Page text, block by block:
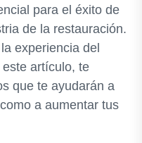
para el éxito de
de la restauración.
experiencia del
artículo, te
que te ayudarán a
a aumentar tus